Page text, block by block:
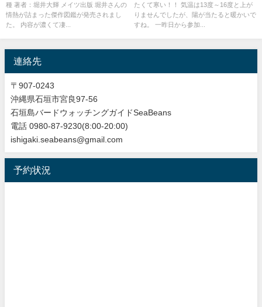
種 著者：堀井大輝 メイツ出版 堀井さんの
情熱が詰まった傑作図鑑が発売されまし
た。 内容が濃くて凄...
バードウオッチング＆野鳥撮影
ガイド。
たくて寒い！！ 気温は13度～16度と上が
りませんでしたが、陽が当たると暖かいで
すね。 一昨日から参加...
連絡先
〒907-0243
沖縄県石垣市宮良97-56
石垣島バードウォッチングガイドSeaBeans
電話 0980-87-9230(8:00-20:00)
ishigaki.seabeans@gmail.com
予約状況